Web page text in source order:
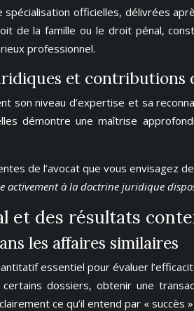
officielles, délivrées
de la famille ou le droit pénal,
professionnel.
et contributions
son niveau d’expertise et sa
démontre une maîtrise
de l’avocat que vous
activement à la doctrine juridique
et des résultats
les affaires similaires
essentiel pour évaluer
dossiers, obtenir une
ce qu’il entend par « succès